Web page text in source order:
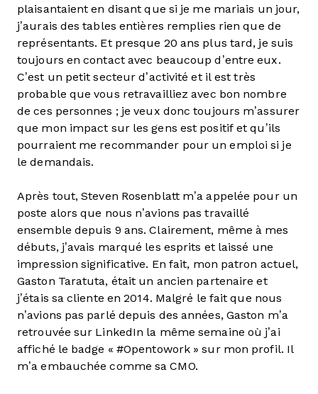
plaisantaient en disant que si je me mariais un jour,
j’aurais des tables entières remplies rien que de
représentants. Et presque 20 ans plus tard, je suis
toujours en contact avec beaucoup d’entre eux.
C’est un petit secteur d’activité et il est très
probable que vous retravailliez avec bon nombre
de ces personnes ; je veux donc toujours m’assurer
que mon impact sur les gens est positif et qu’ils
pourraient me recommander pour un emploi si je
le demandais.
Après tout, Steven Rosenblatt m’a appelée pour un
poste alors que nous n’avions pas travaillé
ensemble depuis 9 ans. Clairement, même à mes
débuts, j’avais marqué les esprits et laissé une
impression significative. En fait, mon patron actuel,
Gaston Taratuta, était un ancien partenaire et
j’étais sa cliente en 2014. Malgré le fait que nous
n’avions pas parlé depuis des années, Gaston m’a
retrouvée sur LinkedIn la même semaine où j’ai
affiché le badge « #Opentowork » sur mon profil. Il
m’a embauchée comme sa CMO.